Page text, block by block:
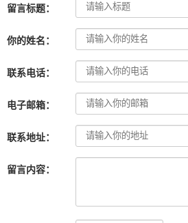
留言标题：
你的姓名：
联系电话：
电子邮箱：
联系地址：
留言内容：